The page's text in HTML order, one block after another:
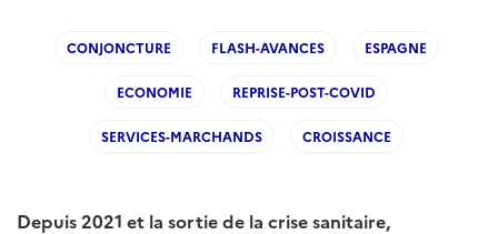
CONJONCTURE FLASH-AVANCES ESPAGNE
ECONOMIE REPRISE-POST-COVID
SERVICES-MARCHANDS CROISSANCE
Depuis 2021 et la sortie de la crise sanitaire,